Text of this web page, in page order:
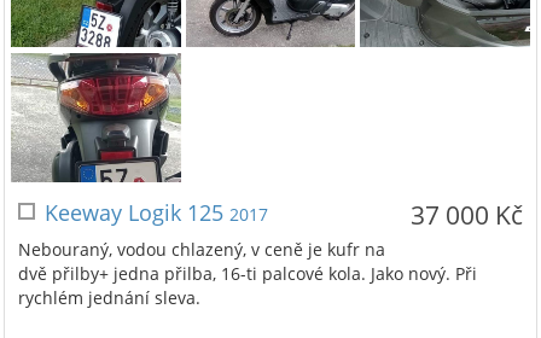
37 000 Kč
Keeway Logik 125 2017
Nebouraný, vodou chlazený, v ceně je kufr na
dvě přilby+ jedna přilba, 16-ti palcové kola. Jako nový. Při
rychlém jednání sleva.